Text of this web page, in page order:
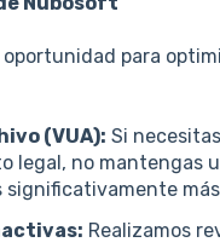
para
(VUA): Si
legal, no mantengas
significativamente
Realizamos